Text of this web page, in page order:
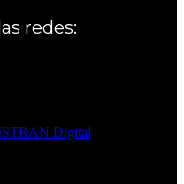
redes:
Digital